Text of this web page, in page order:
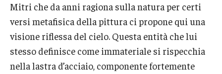
Mitri che da anni ragiona sulla natura per certi
versi metafisica della pittura ci propone qui una
visione riflessa del cielo. Questa entità che lui
stesso definisce come immateriale si rispecchia
nella lastra d’acciaio, componente fortemente